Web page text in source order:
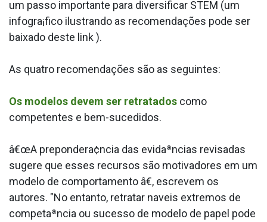
um passo importante para diversificar STEM (um
infogra¡fico ilustrando as recomendações pode ser
baixado deste link ).
As quatro recomendações são as seguintes:
Os modelos devem ser retratados como
competentes e bem-sucedidos.
â€œA prepondera¢ncia das evidaªncias revisadas
sugere que esses recursos são motivadores em um
modelo de comportamento â€, escrevem os
autores. "No entanto, retratar na­veis extremos de
competaªncia ou sucesso de modelo de papel pode